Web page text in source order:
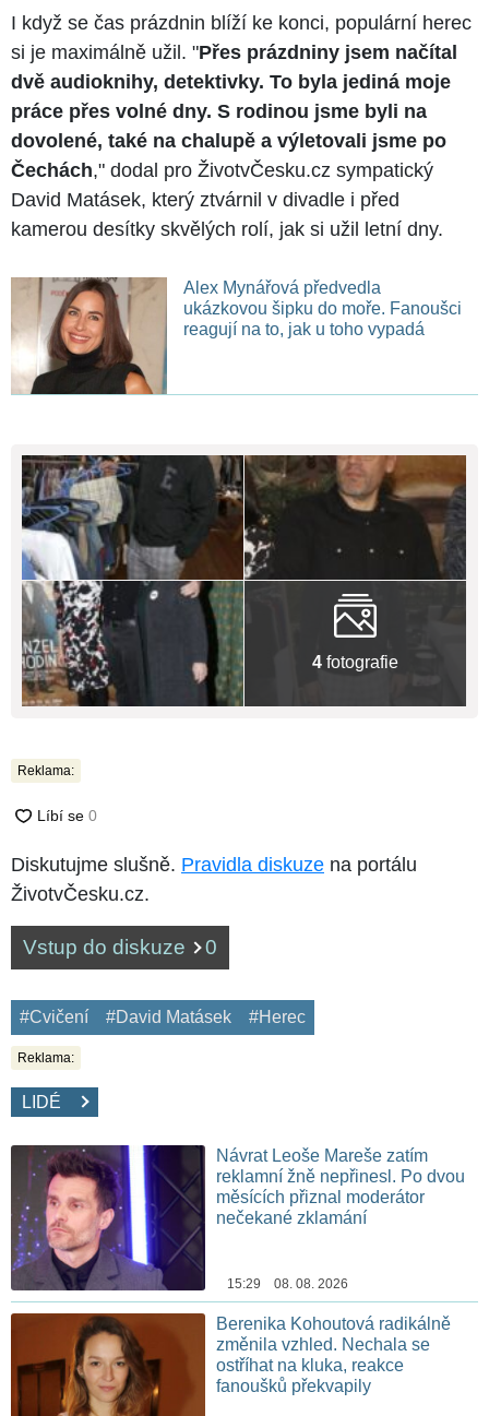
I když se čas prázdnin blíží ke konci, populární herec
si je maximálně užil. "Přes prázdniny jsem načítal
dvě audioknihy, detektivky. To byla jediná moje
práce přes volné dny. S rodinou jsme byli na
dovolené, také na chalupě a výletovali jsme po
Čechách," dodal pro ŽivotvČesku.cz sympatický
David Matásek, který ztvárnil v divadle i před
kamerou desítky skvělých rolí, jak si užil letní dny.
Alex Mynářová předvedla
ukázkovou šipku do moře. Fanoušci
reagují na to, jak u toho vypadá
4 fotografie
Reklama:
Diskutujme slušně. Pravidla diskuze na portálu
ŽivotvČesku.cz.
Vstup do diskuze 0
#Cvičení #David Matásek #Herec
Reklama:
LIDÉ
Návrat Leoše Mareše zatím
reklamní žně nepřinesl. Po dvou
měsících přiznal moderátor
nečekané zklamání
15:29 08. 08. 2026
Berenika Kohoutová radikálně
změnila vzhled. Nechala se
ostříhat na kluka, reakce
fanoušků překvapily